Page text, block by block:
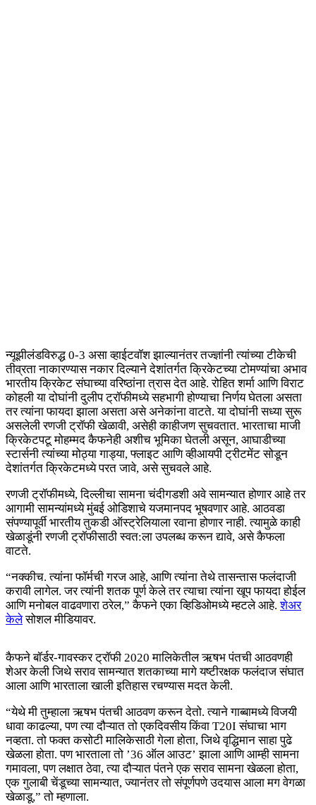
न्यूझीलंडविरुद्ध 0-3 असा व्हाईटवॉश झाल्यानंतर तज्ज्ञांनी त्यांच्या टीकेची
तीव्रता नाकारण्यास नकार दिल्याने देशांतर्गत क्रिकेटच्या टोमण्यांचा अभाव
भारतीय क्रिकेट संघाच्या वरिष्ठांना त्रास देत आहे. रोहित शर्मा आणि विराट
कोहली या दोघांनी दुलीप ट्रॉफीमध्ये सहभागी होण्याचा निर्णय घेतला असता
तर त्यांना फायदा झाला असता असे अनेकांना वाटते. या दोघांनी सध्या सुरू
असलेली रणजी ट्रॉफी खेळावी, असेही काहीजण सुचवतात. भारताचा माजी
क्रिकेटपटू मोहम्मद कैफनेही अशीच भूमिका घेतली असून, आघाडीच्या
स्टार्सनी त्यांच्या मोठ्या गाड्या, फ्लाइट आणि व्हीआयपी ट्रीटमेंट सोडून
देशांतर्गत क्रिकेटमध्ये परत जावे, असे सुचवले आहे.
रणजी ट्रॉफीमध्ये, दिल्लीचा सामना चंदीगडशी अवे सामन्यात होणार आहे तर
आगामी सामन्यांमध्ये मुंबई ओडिशाचे यजमानपद भूषवणार आहे. आठवडा
संपण्यापूर्वी भारतीय तुकडी ऑस्ट्रेलियाला रवाना होणार नाही. त्यामुळे काही
खेळाडूंनी रणजी ट्रॉफीसाठी स्वत:ला उपलब्ध करून द्यावे, असे कैफला
वाटते.
“नक्कीच. त्यांना फॉर्मची गरज आहे, आणि त्यांना तेथे तासन्तास फलंदाजी
करावी लागेल. जर त्यांनी शतक पूर्ण केले तर त्याचा त्यांना खूप फायदा होईल
आणि मनोबल वाढवणारा ठरेल,” कैफने एका व्हिडिओमध्ये म्हटले आहे.शेअर
केलेसोशल मीडियावर.
कैफने बॉर्डर-गावस्कर ट्रॉफी 2020 मालिकेतील ऋषभ पंतची आठवणही
शेअर केली जिथे सराव सामन्यात शतकाच्या मागे यष्टीरक्षक फलंदाज संघात
आला आणि भारताला खाली इतिहास रचण्यास मदत केली.
“येथे मी तुम्हाला ऋषभ पंतची आठवण करून देतो. त्याने गाब्बामध्ये विजयी
धावा काढल्या, पण त्या दौऱ्यात तो एकदिवसीय किंवा T20I संघाचा भाग
नव्हता. तो फक्त कसोटी मालिकेसाठी गेला होता, जिथे वृद्धिमान साहा पुढे
खेळला होता. पण भारताला तो ’36 ऑल आउट’ झाला आणि आम्ही सामना
गमावला, पण लक्षात ठेवा, त्या दौऱ्यात पंतने एक सराव सामना खेळला होता,
एक गुलाबी चेंडूच्या सामन्यात, ज्यानंतर तो संपूर्णपणे उदयास आला मग वेगळा
खेळाडू,” तो म्हणाला.